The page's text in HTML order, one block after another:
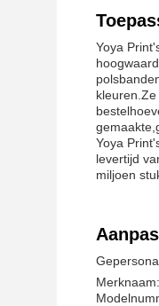
Yoya
Yoya
levertijd
miljoen